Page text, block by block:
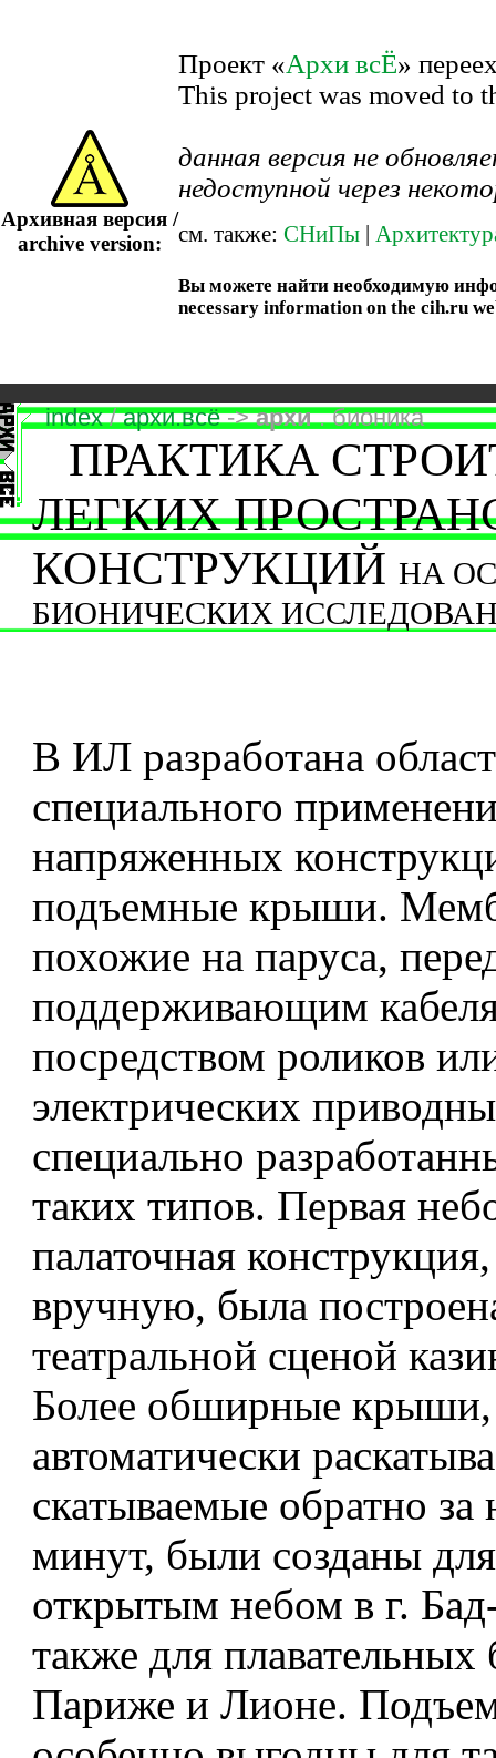
Архивная версия /
archive version:
Проект «Архи всЁ»
This project was moved to
данная версия не
недоступной через
см. также: СНиПы
Вы можете найти необходимую
necessary information on the cih.ru
index / архи.всё ->архи. бионика
ПРАКТИКА
ЛЕГКИХ
КОНСТРУКЦИЙ НА
БИОНИЧЕСКИХ
В ИЛ разработана
специального
напряженных
подъемные крыши.
похожие на паруса,
поддерживающим
посредством роликов
электрических
специально
таких типов. Первая
палаточная
вручную, была
театральной сценой
Более обширные крыши,
автоматически
скатываемые обратно за
минут, были созданы
открытым небом в г.
также для плавательных
Париже и Лионе.